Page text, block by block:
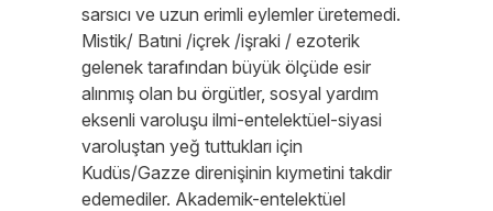
sarsıcı ve uzun erimli eylemler üretemedi.
Mistik/ Batıni /içrek /işraki / ezoterik
gelenek tarafından büyük ölçüde esir
alınmış olan bu örgütler, sosyal yardım
eksenli varoluşu ilmi-entelektüel-siyasi
varoluştan yeğ tuttukları için
Kudüs/Gazze direnişinin kıymetini takdir
edemediler. Akademik-entelektüel